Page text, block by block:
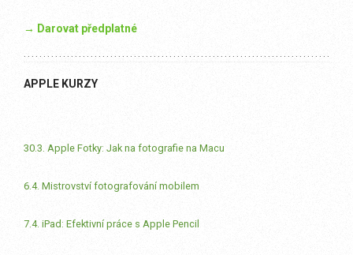
→ Darovat předplatné
APPLE KURZY
30.3. Apple Fotky: Jak na fotografie na Macu
6.4. Mistrovství fotografování mobilem
7.4. iPad: Efektivní práce s Apple Pencil